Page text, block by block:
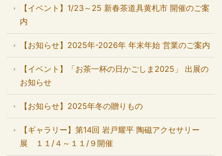
【イベント】1/23～25 新春茶道具黄札市 開催のご案
内
【お知らせ】2025年-2026年 年末年始 営業のご案内
【イベント】「お茶一杯の日かごしま2025」 出展の
お知らせ
【お知らせ】2025年冬の贈りもの
【ギャラリー】第14回 岩戸耀平 陶磁アクセサリー
展 １１/４～１１/９開催